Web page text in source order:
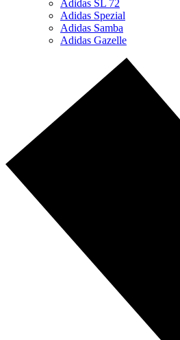
Adidas SL 72
Adidas Spezial
Adidas Samba
Adidas Gazelle